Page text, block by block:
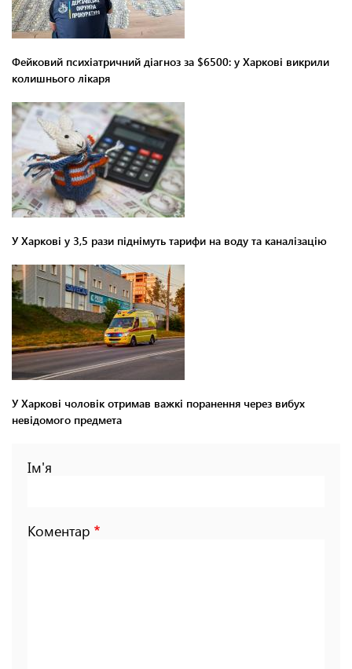
Фейковий психіатричний діагноз за $6500: у Харкові викрили
колишнього лікаря
У Харкові у 3,5 рази піднімуть тарифи на воду та каналізацію
У Харкові чоловік отримав важкі поранення через вибух
невідомого предмета
Ім'я
Коментар